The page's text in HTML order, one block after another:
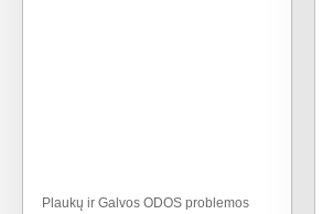
Plaukų ir Galvos ODOS problemos